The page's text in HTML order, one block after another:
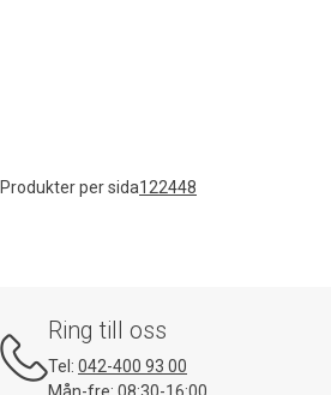
Produkter per sida122448
Ring till oss
Tel: 042-400 93 00